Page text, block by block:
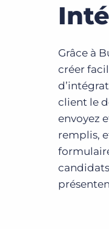
Grâce à
créer
client le
envoyez
remplis,